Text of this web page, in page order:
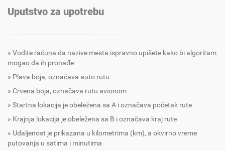
Uputstvo za upotrebu
Vodite računa da nazive mesta ispravno upišete kako bi algoritam
mogao da ih pronađe
Plava boja, označava auto rutu
Crvena boja, označava rutu avionom
Startna lokacija je obeležena sa A i označava početak rute
Krajnja lokacija je obeležena sa B i označava kraj rute
Udaljenost je prikazana u kilometrima (km), a okvirno vreme
putovanja u satima i minutima